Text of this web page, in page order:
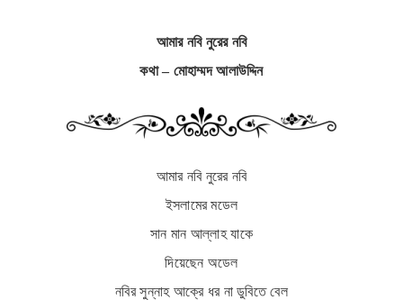
আমার নবি নুরের নবি
কথা – মোহাম্মদ আলাউদ্দিন
আমার নবি নুরের নবি
ইসলামের মডেল
সান মান আল্লাহ যাকে
দিয়েছেন অডেল
নবির সুন্নাহ আক্রে ধর না ডুবিতে বেল